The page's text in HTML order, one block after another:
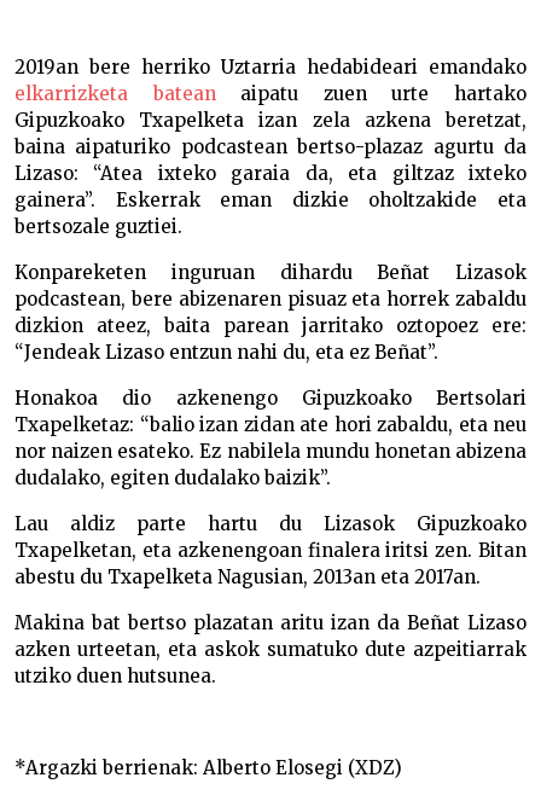
2019an bere herriko Uztarria hedabideari emandako
elkarrizketa bateanaipatu zuen urte hartako
Gipuzkoako Txapelketa izan zela azkena beretzat,
baina aipaturiko podcastean bertso-plazaz agurtu da
Lizaso: “Atea ixteko garaia da, eta giltzaz ixteko
gainera”. Eskerrak eman dizkie oholtzakide eta
bertsozale guztiei.
Konpareketen inguruan dihardu Beñat Lizasok
podcastean, bere abizenaren pisuaz eta horrek zabaldu
dizkion ateez, baita parean jarritako oztopoez ere:
“Jendeak Lizaso entzun nahi du, eta ez Beñat”.
Honakoa dio azkenengo Gipuzkoako Bertsolari
Txapelketaz: “balio izan zidan ate hori zabaldu, eta neu
nor naizen esateko. Ez nabilela mundu honetan abizena
dudalako, egiten dudalako baizik”.
Lau aldiz parte hartu du Lizasok Gipuzkoako
Txapelketan, eta azkenengoan finalera iritsi zen. Bitan
abestu du Txapelketa Nagusian, 2013an eta 2017an.
Makina bat bertso plazatan aritu izan da Beñat Lizaso
azken urteetan, eta askok sumatuko dute azpeitiarrak
utziko duen hutsunea.
*Argazki berrienak: Alberto Elosegi (XDZ)